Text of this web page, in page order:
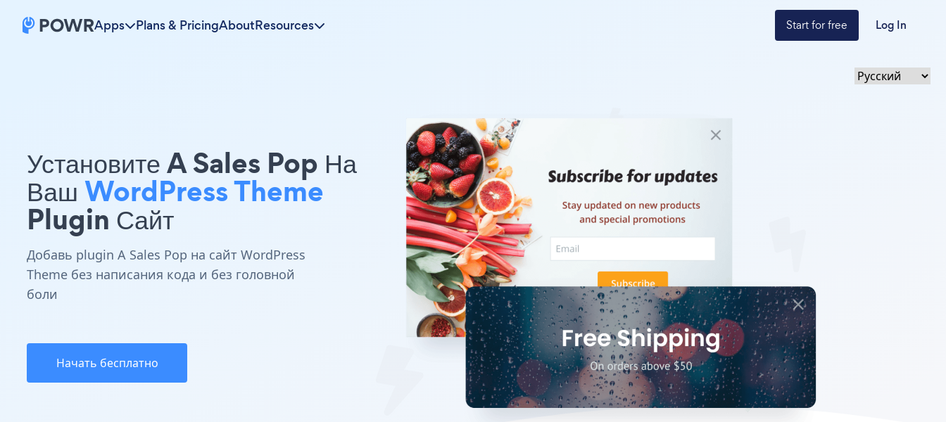
Apps Plans & PricingAboutResources Start for free Log In
Установите A Sales Pop На
ВашWordPress Theme
Plugin Сайт
Добавь plugin A Sales Pop на сайт WordPress
Theme без написания кода и без головной
боли
Начать бесплатно